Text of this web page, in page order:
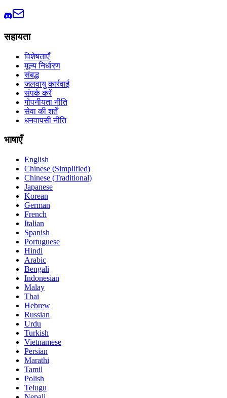
सहायता
विशेषताएँ
मूल्य निर्धारण
संबद्ध
जलवायु कार्रवाई
संपर्क करें
गोपनीयता नीति
सेवा की शर्तें
धनवापसी नीति
भाषाएँ
English
Chinese (Simplified)
Chinese (Traditional)
Japanese
Korean
German
French
Italian
Spanish
Portuguese
Hindi
Arabic
Bengali
Indonesian
Malay
Thai
Hebrew
Russian
Urdu
Turkish
Vietnamese
Persian
Marathi
Tamil
Polish
Telugu